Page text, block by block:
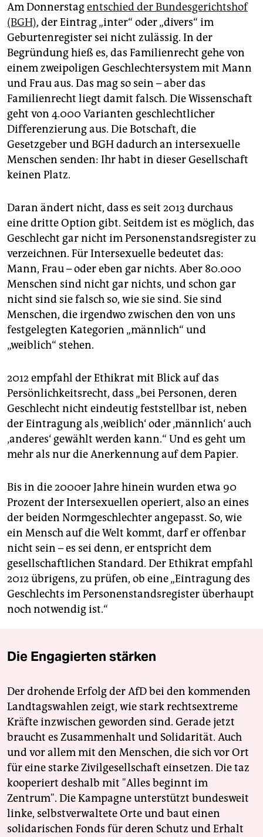
Am Donnerstagentschied der Bundesgerichtshof
(BGH), der Eintrag „inter“ oder „divers“ im
Geburtenregister sei nicht zulässig. In der
Begründung hieß es, das Familienrecht gehe von
einem zweipoligen Geschlechtersystem mit Mann
und Frau aus. Das mag so sein – aber das
Familienrecht liegt damit falsch. Die Wissenschaft
geht von 4.000 Varianten geschlechtlicher
Differenzierung aus. Die Botschaft, die
Gesetzgeber und BGH dadurch an intersexuelle
Menschen senden: Ihr habt in dieser Gesellschaft
keinen Platz.
Daran ändert nicht, dass es seit 2013 durchaus
eine dritte Option gibt. Seitdem ist es möglich, das
Geschlecht gar nicht im Personenstandsregister zu
verzeichnen. Für Intersexuelle bedeutet das:
Mann, Frau – oder eben gar nichts. Aber 80.000
Menschen sind nicht gar nichts, und schon gar
nicht sind sie falsch so, wie sie sind. Sie sind
Menschen, die irgendwo zwischen den von uns
festgelegten Kategorien „männlich“ und
„weiblich“ stehen.
2012 empfahl der Ethikrat mit Blick auf das
Persönlichkeitsrecht, dass „bei Personen, deren
Geschlecht nicht eindeutig feststellbar ist, neben
der Eintragung als ‚weiblich‘ oder ‚männlich‘ auch
‚anderes‘ gewählt werden kann.“ Und es geht um
mehr als nur die Anerkennung auf dem Papier.
Bis in die 2000er Jahre hinein wurden etwa 90
Prozent der Intersexuellen operiert, also an eines
der beiden Normgeschlechter angepasst. So, wie
ein Mensch auf die Welt kommt, darf er offenbar
nicht sein – es sei denn, er entspricht dem
gesellschaftlichen Standard. Der Ethikrat empfahl
2012 übrigens, zu prüfen, ob eine „Eintragung des
Geschlechts im Personenstandsregister überhaupt
noch notwendig ist.“
Die Engagierten stärken
Der drohende Erfolg der AfD bei den kommenden
Landtagswahlen zeigt, wie stark rechtsextreme
Kräfte inzwischen geworden sind. Gerade jetzt
braucht es Zusammenhalt und Solidarität. Auch
und vor allem mit den Menschen, die sich vor Ort
für eine starke Zivilgesellschaft einsetzen. Die taz
kooperiert deshalb mit "Alles beginnt im
Zentrum". Die Kampagne unterstützt bundesweit
linke, selbstverwaltete Orte und baut einen
solidarischen Fonds für deren Schutz und Erhalt